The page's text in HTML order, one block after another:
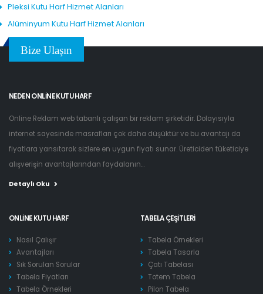
Pleksi Kutu Harf Hizmet Alanları
Alüminyum Kutu Harf Hizmet Alanları
Bize Ulaşın
NEDEN ONLINE KUTU HARF
Online Reklam web tabanlı çalışan bir reklam şirketidir. Dolayısıyla
internet sayesinde masrafları çok daha düşüktür ve bu avantajı da
fiyatlara yansıtarak sizlere en uygun fiyatı sunar. Üreticiden tüketiciye
alışverişin avantajlarından faydalanın...
Detaylı Oku
ONLINE KUTU HARF
Nasıl Çalışır
Avantajları
Sık Sorulan Sorular
Tabela Fiyatları
Tabela Örnekleri
TABELA ÇEŞITLERI
Tabela Örnekleri
Tabela Tasarla
Çatı Tabelası
Totem Tabela
Pilon Tabela